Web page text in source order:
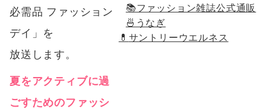
必需品 ファッション
デイ」を
放送します。
夏をアクティブに過
ごすためのファッシ
📚ファッション雑誌公式通販
🍜うなぎ
💊 サントリーウエルネス